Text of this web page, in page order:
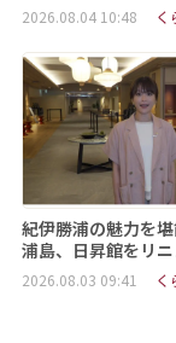
2026.08.04 10:48 く
紀伊勝浦の魅力を
浦島、日昇館をリ
2026.08.03 09:41 く